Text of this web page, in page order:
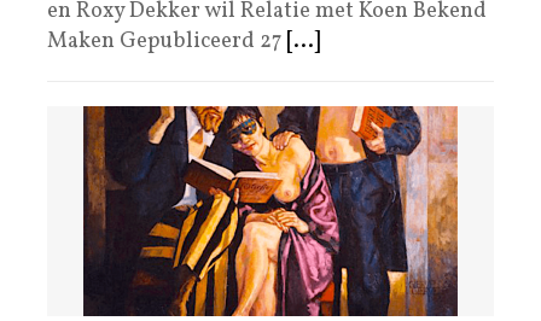
en Roxy Dekker wil Relatie met Koen Bekend
Maken Gepubliceerd 27 [...]